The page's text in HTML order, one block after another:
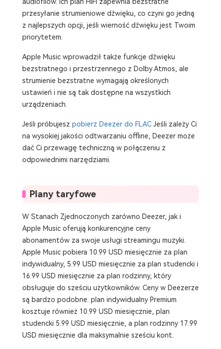
przesyłanie strumieniowe dźwięku, co czyni go jedną
z najlepszych opcji, jeśli wierność dźwięku jest Twoim
priorytetem.
Apple Music wprowadził także funkcje dźwięku
bezstratnego i przestrzennego z Dolby Atmos, ale
strumienie bezstratne wymagają określonych
ustawień i nie są tak dostępne na wszystkich
urządzeniach.
Jeśli próbujesz pobierz Deezer do FLACJeśli zależy Ci
na wysokiej jakości odtwarzaniu offline, Deezer może
dać Ci przewagę techniczną w połączeniu z
odpowiednimi narzędziami.
Plany taryfowe
W Stanach Zjednoczonych zarówno Deezer, jak i
Apple Music oferują konkurencyjne ceny
abonamentów za swoje usługi streamingu muzyki.
Apple Music pobiera 10.99 USD miesięcznie za plan
indywidualny, 5.99 USD miesięcznie za plan studencki i
16.99 USD miesięcznie za plan rodzinny, który
obsługuje do sześciu użytkowników. Ceny w Deezerze
są bardzo podobne: plan indywidualny Premium
kosztuje również 10.99 USD miesięcznie, plan
studencki 5.99 USD miesięcznie, a plan rodzinny 17.99
USD miesięcznie dla maksymalnie sześciu kont.